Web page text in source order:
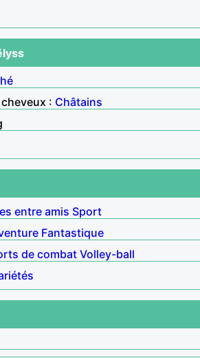
: Châtains
entre amis Sport
Fantastique
de combatVolley-ball